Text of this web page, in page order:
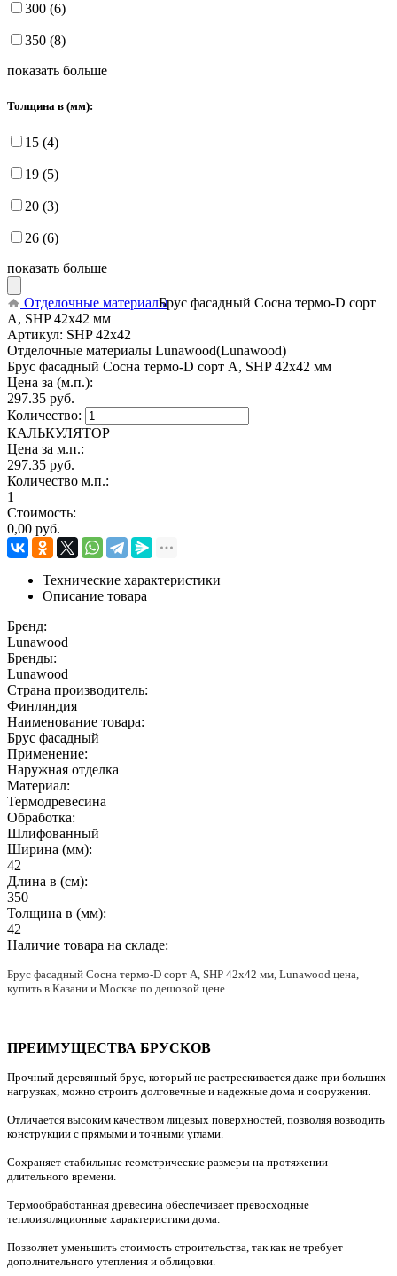
300 (6)
350 (8)
показать больше
Толщина в (мм):
15 (4)
19 (5)
20 (3)
26 (6)
показать больше
Отделочные материалыБрус фасадный Сосна термо-D сорт
А, SHP 42х42 мм
Артикул: SHP 42х42
Отделочные материалы Lunawood(Lunawood)
Брус фасадный Сосна термо-D сорт А, SHP 42х42 мм
Цена за (м.п.):
297.35 руб.
Количество:
КАЛЬКУЛЯТОР
Цена за м.п.:
297.35 руб.
Количество м.п.:
1
Стоимость:
0,00 руб.
Технические характеристики
Описание товара
Бренд:
Lunawood
Бренды:
Lunawood
Страна производитель:
Финляндия
Наименование товара:
Брус фасадный
Применение:
Наружная отделка
Материал:
Термодревесина
Обработка:
Шлифованный
Ширина (мм):
42
Длина в (см):
350
Толщина в (мм):
42
Наличие товара на складе:
Брус фасадный Сосна термо-D сорт А, SHP 42х42 мм , Lunawood цена,
купить в Казани и Москве по дешовой цене
ПРЕИМУЩЕСТВА БРУСКОВ
Прочный деревянный брус, который не растрескивается даже при больших
нагрузках, можно строить долговечные и надежные дома и сооружения.
Отличается высоким качеством лицевых поверхностей, позволяя возводить
конструкции с прямыми и точными углами.
Сохраняет стабильные геометрические размеры на протяжении
длительного времени.
Термообработанная древесина обеспечивает превосходные
теплоизоляционные характеристики дома.
Позволяет уменьшить стоимость строительства, так как не требует
дополнительного утепления и облицовки.